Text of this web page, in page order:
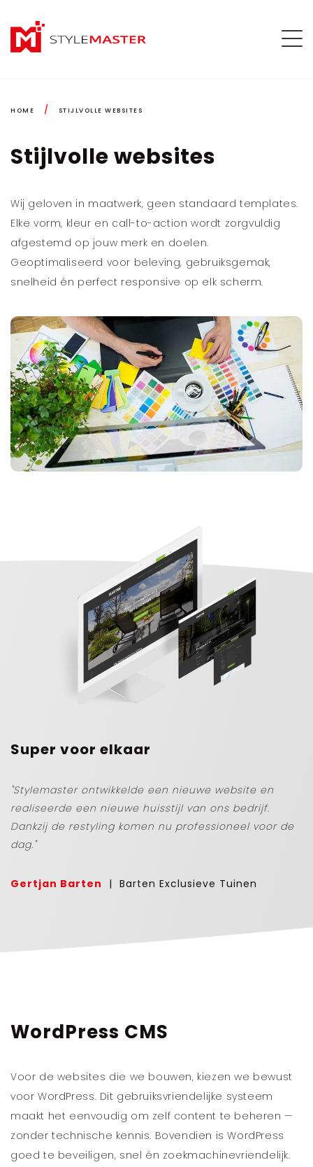
HOME / STIJLVOLLE WEBSITES
Stijlvolle websites
Wij geloven in maatwerk, geen standaard templates.
Elke vorm, kleur en call-to-action wordt zorgvuldig
afgestemd op jouw merk en doelen.
Geoptimaliseerd voor beleving, gebruiksgemak,
snelheid én perfect responsive op elk scherm.
Super voor elkaar
"Stylemaster ontwikkelde een nieuwe website en
realiseerde een nieuwe huisstijl van ons bedrijf.
Dankzij de restyling komen nu professioneel voor de
dag."
Gertjan Barten | Barten Exclusieve Tuinen
WordPress CMS
Voor de websites die we bouwen, kiezen we bewust
voor WordPress. Dit gebruiksvriendelijke systeem
maakt het eenvoudig om zelf content te beheren —
zonder technische kennis. Bovendien is WordPress
goed te beveiligen, snel én zoekmachinevriendelijk.